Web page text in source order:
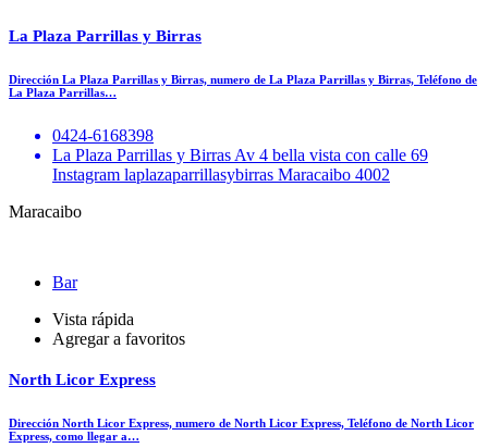
La Plaza Parrillas y Birras
Dirección La Plaza Parrillas y Birras, numero de La Plaza Parrillas y Birras, Teléfono de
La Plaza Parrillas…
0424-6168398
La Plaza Parrillas y Birras Av 4 bella vista con calle 69
Instagram laplazaparrillasybirras Maracaibo 4002
Maracaibo
Bar
Vista rápida
Agregar a favoritos
North Licor Express
Dirección North Licor Express, numero de North Licor Express, Teléfono de North Licor
Express, como llegar a…